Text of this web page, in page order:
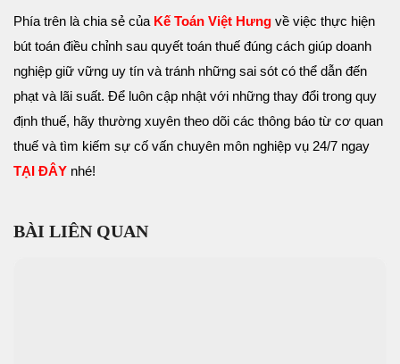
Phía trên là chia sẻ của Kế Toán Việt Hưng về việc thực hiện
bút toán điều chỉnh sau quyết toán thuế đúng cách giúp doanh
nghiệp giữ vững uy tín và tránh những sai sót có thể dẫn đến
phạt và lãi suất. Để luôn cập nhật với những thay đổi trong quy
định thuế, hãy thường xuyên theo dõi các thông báo từ cơ quan
thuế và tìm kiếm sự cố vấn chuyên môn nghiệp vụ 24/7 ngay
TẠI ĐÂY nhé!
BÀI LIÊN QUAN